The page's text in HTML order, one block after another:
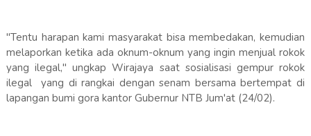
"Tentu harapan kami masyarakat bisa membedakan, kemudian
melaporkan ketika ada oknum-oknum yang ingin menjual rokok
yang ilegal," ungkap Wirajaya saat sosialisasi gempur rokok
ilegal yang di rangkai dengan senam bersama bertempat di
lapangan bumi gora kantor Gubernur NTB Jum'at (24/02).